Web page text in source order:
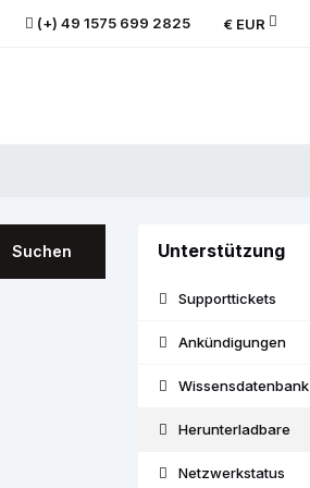
(+) 49 1575 699 2825 € EUR
Suchen Unterstützung
Supporttickets
Ankündigungen
Wissensdatenbank
Herunterladbare
Netzwerkstatus